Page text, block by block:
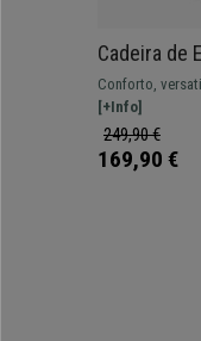
Cadeira de
Encosto
Acolchoado,
Conforto,
imbatível. Este
excelente para
disponíveis.
[+Info]
249,90 €
169,90 €